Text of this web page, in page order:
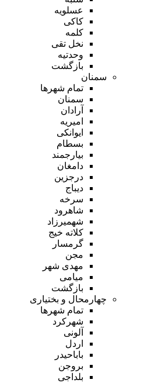
عسلویه
کاکی
کلمه
نخل تقی
وحدتیه
بازگشت
سمنان
تمام شهر‌ها
سمنان
آرادان
امیریه
ایوانکی
بسطام
بیارجمند
دامغان
درجزین
دیباج
سرخه
شاهرود
شهمیرزاد
کلاته خیج
گرمسار
مجن
مهدی شهر
میامی
بازگشت
چهارمحال و بختیاری
تمام شهر‌ها
شهرکرد
آلونی
اردل
باباحیدر
بروجن
بلداجی